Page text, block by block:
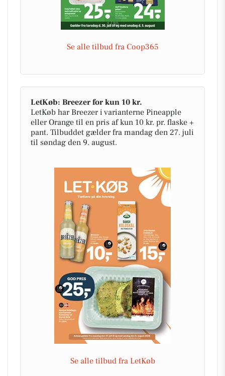
Se alle tilbud fra Coop365
LetKøb: Breezer for kun 10 kr.
LetKøb har Breezer i varianterne Pineapple
eller Orange til en pris af kun 10 kr. pr. flaske +
pant. Tilbuddet gælder fra mandag den 27. juli
til søndag den 9. august.
Se alle tilbud fra LetKøb